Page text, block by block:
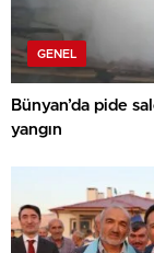
GENEL
Bünyan’da pide
yangın